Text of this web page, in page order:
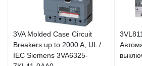
3VA Molded Case Circuit
Breakers up to 2000 A, UL /
IEC Siemens 3VA6325-